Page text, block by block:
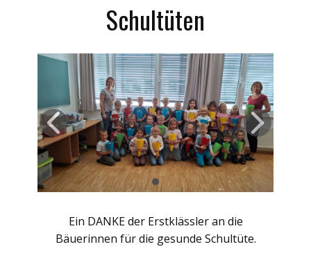
Schultüten
Ein DANKE der Erstklässler an die
Bäuerinnen für die gesunde Schultüte.